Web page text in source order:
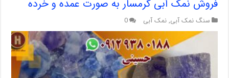
فروش نمک آبی گرمسار به صورت عمده و خرده
سنگ نمک آبی, نمک آبی 0